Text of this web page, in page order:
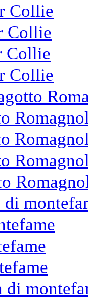
Collie
Collie
Collie
Collie
di